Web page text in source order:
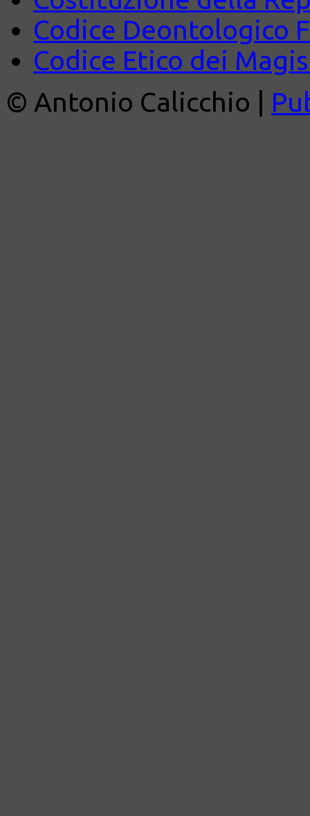
Codice Deontologico
Codice Etico dei
© Antonio Calicchio |